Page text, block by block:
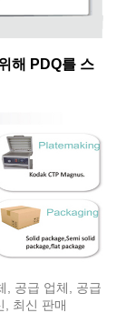
해 PDQ를 스
, 공급 업체, 공급
, 최신 판매